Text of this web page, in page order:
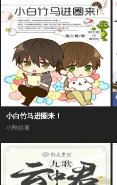
小白竹马进圈来！
小酷說書